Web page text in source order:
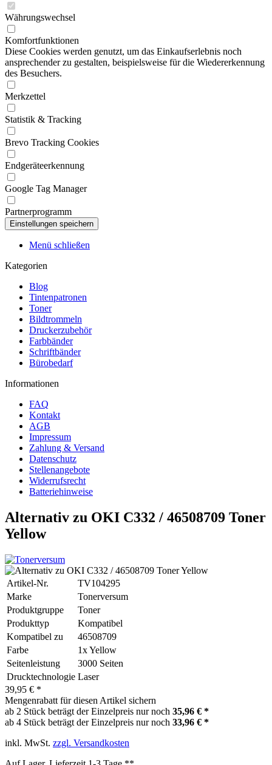
Währungswechsel
Komfortfunktionen
Diese Cookies werden genutzt, um das Einkaufserlebnis noch
ansprechender zu gestalten, beispielsweise für die Wiedererkennung
des Besuchers.
Merkzettel
Statistik & Tracking
Brevo Tracking Cookies
Endgeräteerkennung
Google Tag Manager
Partnerprogramm
Menü schließen
Kategorien
Blog
Tintenpatronen
Toner
Bildtrommeln
Druckerzubehör
Farbbänder
Schriftbänder
Bürobedarf
Informationen
FAQ
Kontakt
AGB
Impressum
Zahlung & Versand
Datenschutz
Stellenangebote
Widerrufsrecht
Batteriehinweise
Alternativ zu OKI C332 / 46508709 Toner
Yellow
Artikel-Nr.
TV104295
Marke
Tonerversum
Produktgruppe
Toner
Produkttyp
Kompatibel
Kompatibel zu
46508709
Farbe
1x Yellow
Seitenleistung
3000 Seiten
Drucktechnologie Laser
39,95 € *
Mengenrabatt für diesen Artikel sichern
ab 2 Stück beträgt der Einzelpreis nur noch 35,96 € *
ab 4 Stück beträgt der Einzelpreis nur noch 33,96 € *
inkl. MwSt. zzgl. Versandkosten